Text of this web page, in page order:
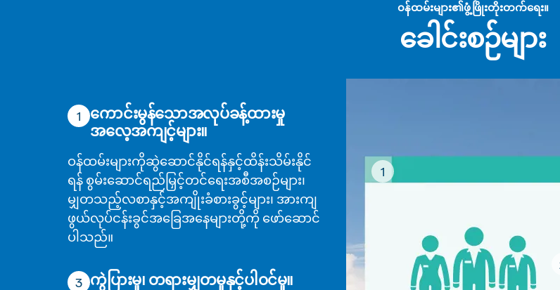
၀န်ထမ်းများ၏ဖွံ့ဖြိုးတိုးတက်ရေး။
ခေါင်းစဉ်များ
1
ကောင်းမွန်သောအလုပ်ခန့်ထားမှု
အလေ့အကျင့်များ။
ဝန်ထမ်းများကိုဆွဲဆောင်နိုင်ရန်နှင့်ထိန်းသိမ်းနိုင်
ရန် စွမ်းဆောင်ရည်မြှင့်တင်ရေးအစီအစဉ်များ၊
မျှတသည့်လစာနှင့်အကျိုးခံစားခွင့်များ၊ အားကျ
ဖွယ်လုပ်ငန်းခွင်အခြေအနေများတို့ကို ဖော်ဆောင်
ပါသည်။
3 ကွဲပြားမှု၊ တရားမျှတမှုနှင့်ပါဝင်မှု။
1